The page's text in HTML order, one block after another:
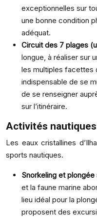
exceptionnelles sur
une bonne condition
adéquat.
Circuit des 7 plages
longue, à réaliser sur
les multiples facettes
indispensable de se
de se renseigner
sur l’itinéraire.
Activités
Les eaux cristallines
sports nautiques.
Snorkeling et
et la faune marine
lieu idéal pour la
proposent des